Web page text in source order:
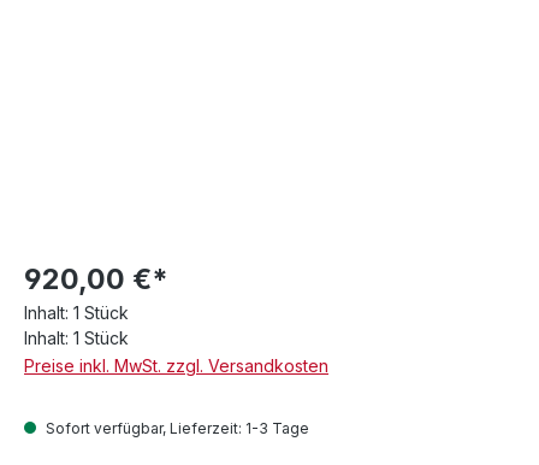
920,00 €*
Inhalt: 1 Stück
Inhalt: 1 Stück
Preise inkl. MwSt. zzgl. Versandkosten
Sofort verfügbar, Lieferzeit: 1-3 Tage